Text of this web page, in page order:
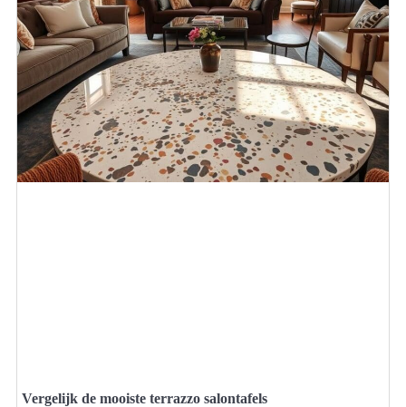
Vergelijk de mooiste terrazzo salontafels